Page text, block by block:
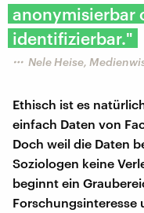
anonymisierbar
identifizierbar."
Nele Heise,
Ethisch ist es
einfach Daten von
Doch weil die Daten
Soziologen keine
beginnt ein
Forschungsinteresse